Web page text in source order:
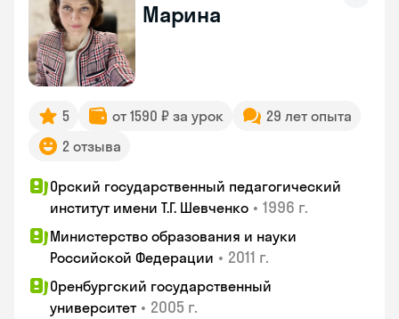
Марина
5 от 1590 ₽ за урок
29 лет опыта
2 отзыва
Орский государственный педагогический
институт имени Т.Г. Шевченко • 1996 г.
Министерство образования и науки
Российской Федерации • 2011 г.
Оренбургский государственный
университет • 2005 г.